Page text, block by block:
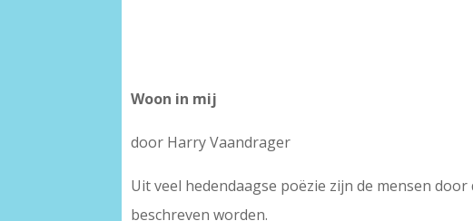
Woon in mij
door Harry Vaandrager
Uit veel hedendaagse poëzie zijn de mensen
beschreven worden.